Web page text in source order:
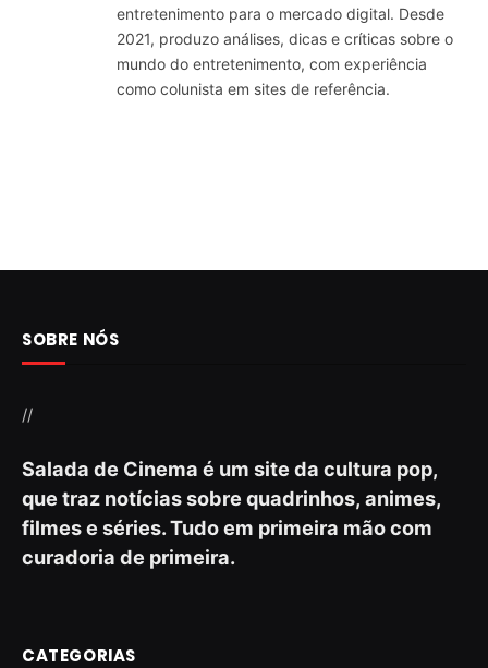
entretenimento para o mercado digital. Desde
2021, produzo análises, dicas e críticas sobre o
mundo do entretenimento, com experiência
como colunista em sites de referência.
SOBRE NÓS
//
Salada de Cinema é um site da cultura pop,
que traz notícias sobre quadrinhos, animes,
filmes e séries. Tudo em primeira mão com
curadoria de primeira.
CATEGORIAS